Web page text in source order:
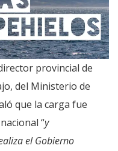
provincial de
del Ministerio de
que la carga fue
“y
el Gobierno